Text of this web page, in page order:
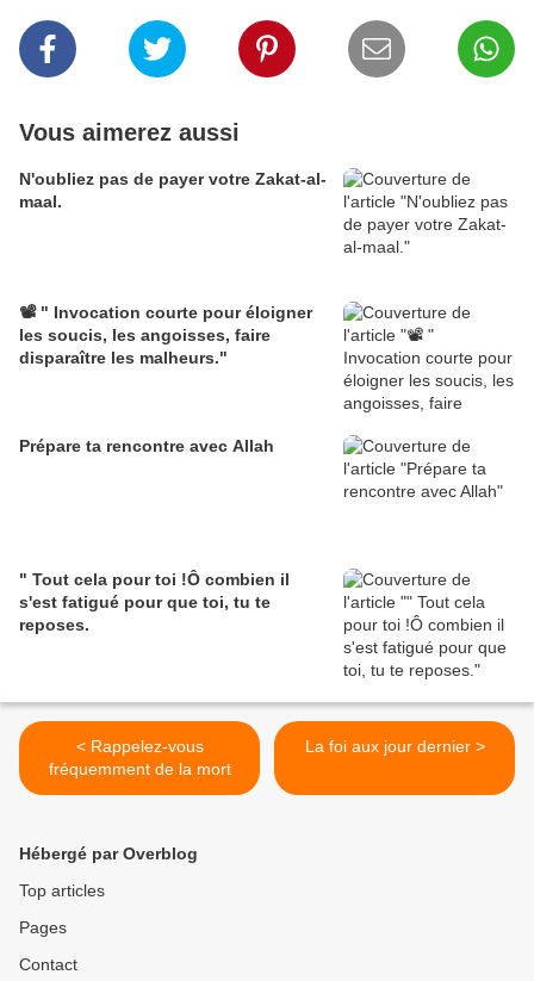
Vous aimerez aussi
N'oubliez pas de payer votre Zakat-al-
maal.
📽️ " Invocation courte pour éloigner
les soucis, les angoisses, faire
disparaître les malheurs."
Prépare ta rencontre avec Allah
" Tout cela pour toi !Ô combien il
s'est fatigué pour que toi, tu te
reposes.
< Rappelez-vous
fréquemment de la mort
La foi aux jour dernier >
Hébergé par Overblog
Top articles
Pages
Contact